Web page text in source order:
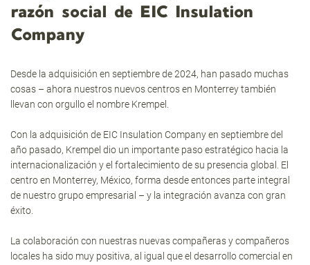
razón social de EIC Insulation
Company
Desde la adquisición en septiembre de 2024, han pasado muchas
cosas – ahora nuestros nuevos centros en Monterrey también
llevan con orgullo el nombre Krempel.
Con la adquisición de EIC Insulation Company en septiembre del
año pasado, Krempel dio un importante paso estratégico hacia la
internacionalización y el fortalecimiento de su presencia global. El
centro en Monterrey, México, forma desde entonces parte integral
de nuestro grupo empresarial – y la integración avanza con gran
éxito.
La colaboración con nuestras nuevas compañeras y compañeros
locales ha sido muy positiva, al igual que el desarrollo comercial en